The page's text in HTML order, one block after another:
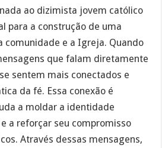
ao dizimista jovem católico
para a construção de uma
comunidade e a Igreja. Quando
que falam diretamente
sentem mais conectados e
da fé. Essa conexão é
a moldar a identidade
a reforçar seu compromisso
Através dessas mensagens,